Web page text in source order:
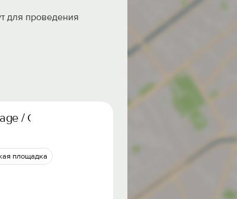
для проведения
/ Санрайз Вилладж
площадка